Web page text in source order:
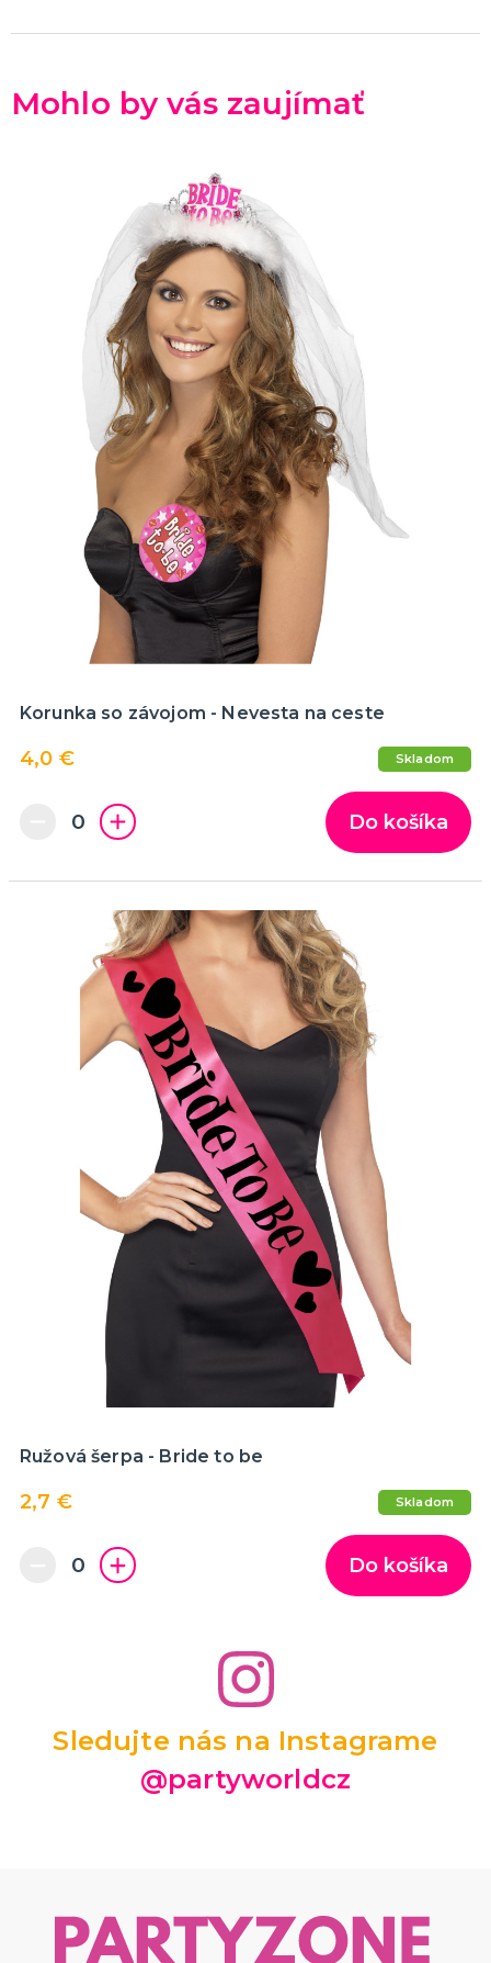
Mohlo by vás zaujímať
Korunka so závojom - Nevesta na ceste
4,0 € Skladom
Do košíka
Ružová šerpa - Bride to be
2,7 € Skladom
Do košíka
Sledujte nás na Instagrame
@partyworldcz